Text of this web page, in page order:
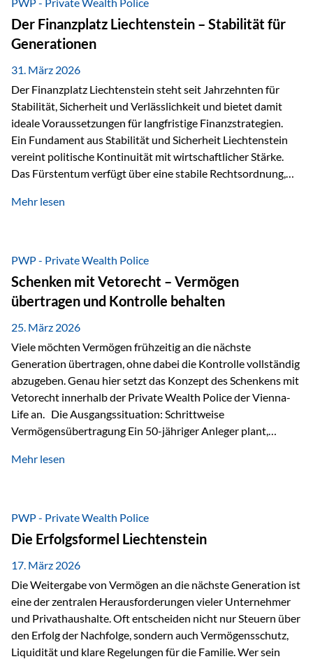
heißt das:Diese Gelder gehören im Konkursfall nicht zur
allgemeinen Konkursmasse, sondern werden ausschließlich
zur Erfüllung…
Der Finanzplatz Liechtenstein – Stabilität für
Generationen
31. März 2026
Der Finanzplatz Liechtenstein steht seit Jahrzehnten für
Stabilität, Sicherheit und Verlässlichkeit und bietet damit
ideale Voraussetzungen für langfristige Finanzstrategien.
Ein Fundament aus Stabilität und Sicherheit Liechtenstein
vereint politische Kontinuität mit wirtschaftlicher Stärke.
Das Fürstentum verfügt über eine stabile Rechtsordnung,
monarchischen Elementen basiert. Diese Struktur schafft
und Unternehmen. Ein wesentliches Merkmal ist die
Staatsfinanzierung: Liechtenstein weist keine
Staatsschulden auf, und der Schutz der wirtschaftlichen
Interessen der Bevölkerung ist in der Verfassung verankert.
Besonders hervorzuheben ist hierbei Artikel 14 der
liechtensteinischen Verfassung. Darin…
Mehr lesen
PWP - Private Wealth Police
Schenken mit Vetorecht – Vermögen
übertragen und Kontrolle behalten
25. März 2026
Viele möchten Vermögen frühzeitig an die nächste
Generation übertragen, ohne dabei die Kontrolle vollständig
abzugeben. Genau hier setzt das Konzept des Schenkens mit
Vetorecht innerhalb der Private Wealth Police der Vienna-
Life an. Die Ausgangssituation: Schrittweise
Vermögensübertragung Ein 50-jähriger Anleger plant,
der steuerliche Freibetrag optimal genutzt werden, sondern
strukturierte, langfristige Vermögensübertragung, ohne die
Kontrolle vollständig aus der Hand zu geben. Die Lösung:
Abschmelzung mit Vetorecht Die Umsetzung erfolgt über die
Private Wealth Police…
Mehr lesen
PWP - Private Wealth Police
Die Erfolgsformel Liechtenstein
17. März 2026
Die Weitergabe von Vermögen an die nächste Generation ist
eine der zentralen Herausforderungen vieler Unternehmer
und Privathaushalte. Oft entscheiden nicht nur Steuern über
den Erfolg der Nachfolge, sondern auch Vermögensschutz,
Liquidität und klare Regelungen für die Familie. Wer sein